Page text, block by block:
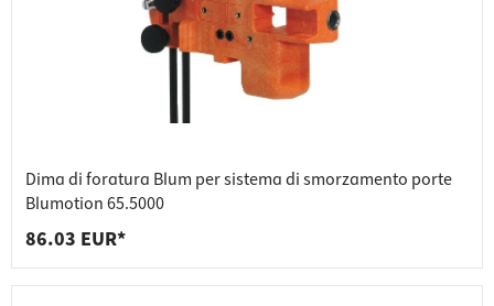
Dima di foratura Blum per sistema di smorzamento porte
Blumotion 65.5000
86.03 EUR*